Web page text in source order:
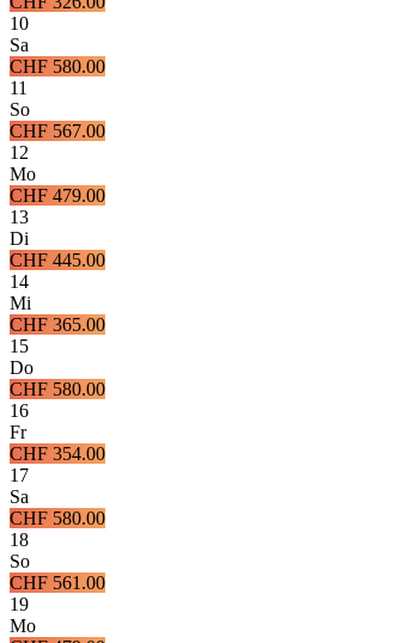
10
Sa
CHF 580.00
11
So
CHF 567.00
12
Mo
CHF 479.00
13
Di
CHF 445.00
14
Mi
CHF 365.00
15
Do
CHF 580.00
16
Fr
CHF 354.00
17
Sa
CHF 580.00
18
So
CHF 561.00
19
Mo